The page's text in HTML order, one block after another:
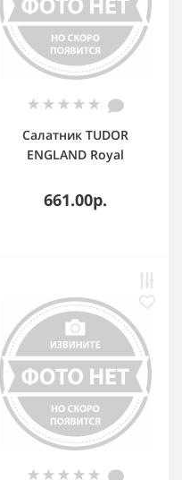
Салатник TUDOR
ENGLAND Royal
661.00р.